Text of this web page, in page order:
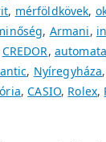
, mérföldkövek,
, Armani,
CREDOR, automata
, Nyíregyháza,
,CASIO, Rolex,